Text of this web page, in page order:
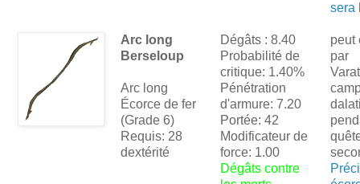
sera
Arc long
Berseloup
Arc long
Écorce de fer
(Grade 6)
Requis: 28
dextérité
Dégâts : 8.40
Probabilité de
critique: 1.40%
Pénétration
d'armure: 7.20
Portée: 42
Modificateur de
force: 1.00
Dégâts contre
peut
par